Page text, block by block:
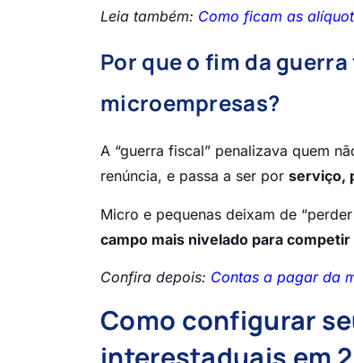
Leia também: Como ficam as
Por que o fim da
microempresas?
A “guerra fiscal” penalizava quem
renúncia, e passa a ser por serviço,
Micro e pequenas deixam de
campo mais nivelado para
Confira depois: Contas a pagar da
Como configurar